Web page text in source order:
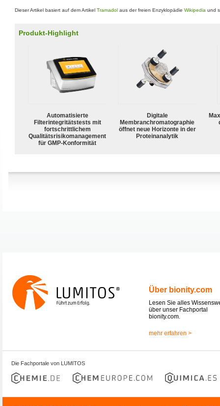
Dieser Artikel basiert auf dem Artikel Tramadol aus der freien Enzyklopädie Wikipedia und
Produkt-Highlight
Automatisierte
Filterintegritätstests mit
fortschrittlichem
Qualitätsrisikomanagement
für GMP-Konformität
Digitale
Membranchromatographie
öffnet neue Horizonte in der
Proteinanalytik
Über bionity.com
Lesen Sie alles
über unser Fachportal
bionity.com.
mehr erfahren >
Die Fachportale von LUMITOS